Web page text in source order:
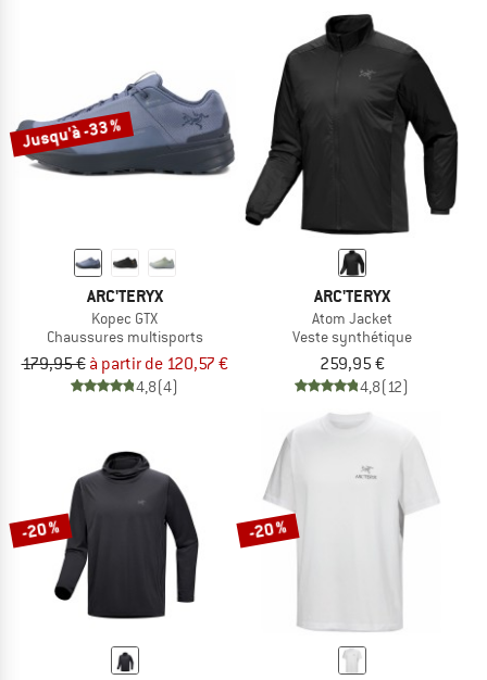
Jusqu'à -33 %
ARC'TERYX
Kopec GTX
Chaussures multisports
179,95 € à partir de 120,57 €
4,8(4)
ARC'TERYX
Atom Jacket
Veste synthétique
259,95 €
4,8(12)
-20 % -20 %